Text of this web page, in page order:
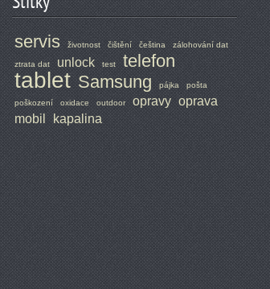
servis životnost čištění čeština zálohování dat
ztrata dat unlock test telefon
tablet Samsung pájka
pošta
poškození
oxidace outdoor opravy oprava
mobil kapalina